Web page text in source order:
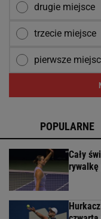
drugie miejsce
trzecie miejsce
pierwsze
POPULARNE
Cały
rywalkę